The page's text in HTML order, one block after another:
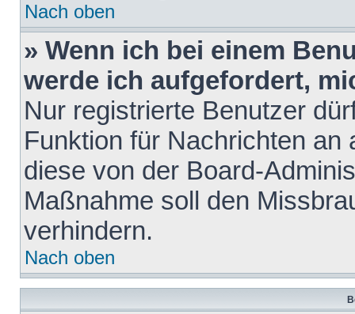
Nach oben
» Wenn ich bei einem
werde ich aufgefordert,
Nur registrierte Benutzer
Funktion für Nachrichten
diese von der Board-
Maßnahme soll den
verhindern.
Nach oben